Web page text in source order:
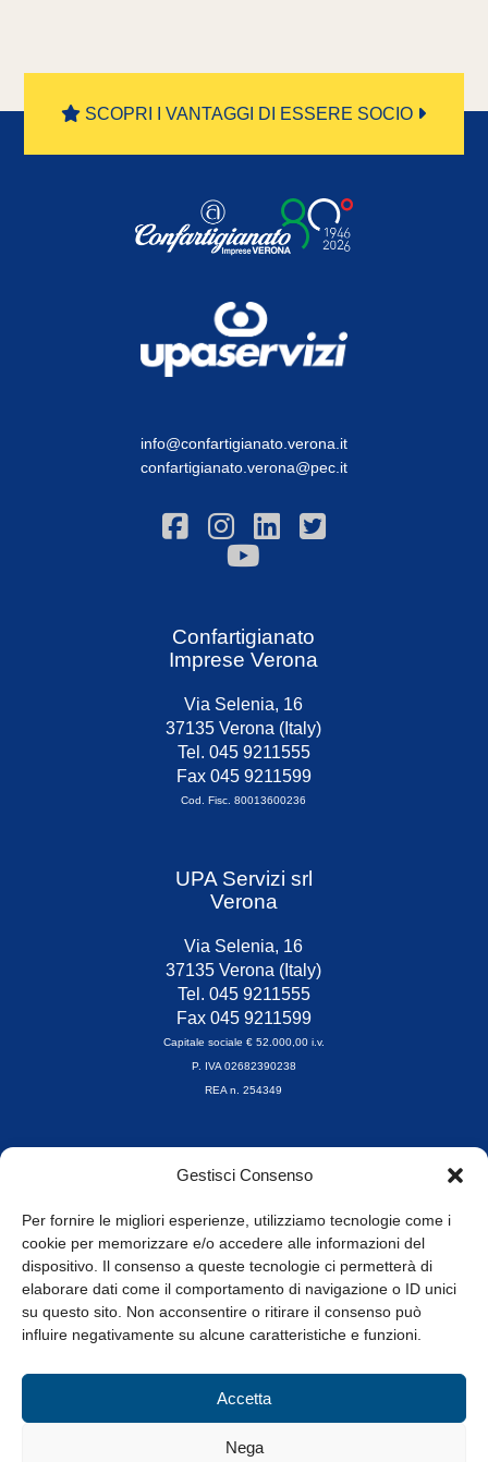
Gestisci Consenso
Per fornire le migliori esperienze, utilizziamo tecnologie come i
cookie per memorizzare e/o accedere alle informazioni del
dispositivo. Il consenso a queste tecnologie ci permetterà di
elaborare dati come il comportamento di navigazione o ID unici
su questo sito. Non acconsentire o ritirare il consenso può
influire negativamente su alcune caratteristiche e funzioni.
Accetta
Nega
SCOPRI I VANTAGGI DI ESSERE SOCIO
info@confartigianato.verona.it
confartigianato.verona@pec.it
Confartigianato
Imprese Verona
Via Selenia, 16
37135 Verona (Italy)
Tel. 045 9211555
Fax 045 9211599
Cod. Fisc. 80013600236
UPA Servizi srl
Verona
Via Selenia, 16
37135 Verona (Italy)
Tel. 045 9211555
Fax 045 9211599
Capitale sociale € 52.000,00 i.v.
P. IVA 02682390238
REA n. 254349
Orari di apertura
8.30-13.00 / 14.00-17.30
Whistleblowing
© Tutti i diritti riservati
Privacy Policy e Cookie|Informativa Cookie